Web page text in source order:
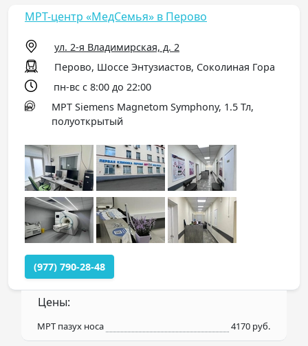
МРТ-центр «МедСемья» в Перово
ул. 2-я Владимирская, д. 2
Перово, Шоссе Энтузиастов, Соколиная Гора
пн-вс с 8:00 до 22:00
МРТ Siemens Magnetom Symphony, 1.5 Тл,
полуоткрытый
(977) 790-28-48
Цены:
МРТ пазух носа 4170 руб.